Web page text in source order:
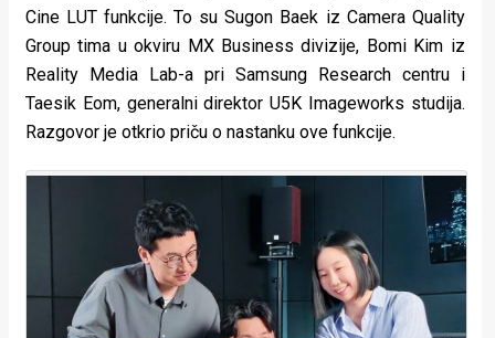
Cine LUT funkcije. To su Sugon Baek iz Camera Quality
Group tima u okviru MX Business divizije, Bomi Kim iz
Reality Media Lab-a pri Samsung Research centru i
Taesik Eom, generalni direktor U5K Imageworks studija.
Razgovor je otkrio priču o nastanku ove funkcije.